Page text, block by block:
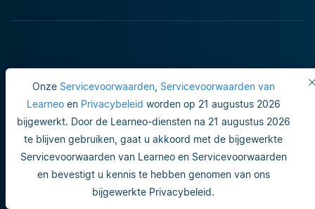
Onze Servicevoorwaarden, Servicevoorwaarden van
Learneoen Privacybeleid worden op 21 augustus 2026
bijgewerkt. Door de Learneo-diensten na 21 augustus 2026
te blijven gebruiken, gaat u akkoord met de bijgewerkte
Servicevoorwaarden van Learneo en Servicevoorwaarden
en bevestigt u kennis te hebben genomen van ons
bijgewerkte Privacybeleid.
Gebruiksvoorwaarden
Do not sell or share my personal info
Veiligheid en privacy